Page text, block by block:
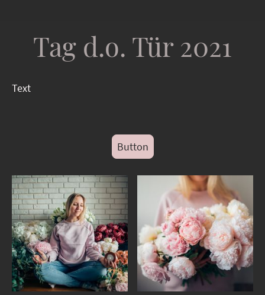
Tag d.o. Tür 2021
Text
Button